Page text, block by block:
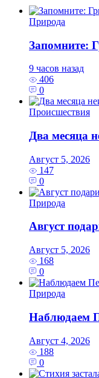
Природа
Запомните:
9 часов назад
406
0
Происшествия
Два месяца
Август 5, 2026
147
0
Природа
Август
Август 5, 2026
168
0
Природа
Наблюдаем
Август 4, 2026
188
0